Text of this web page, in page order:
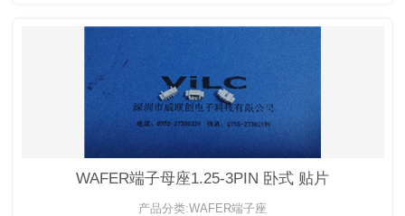
WAFER端子母座1.25-3PIN 卧式 贴片
产品分类:WAFER端子座